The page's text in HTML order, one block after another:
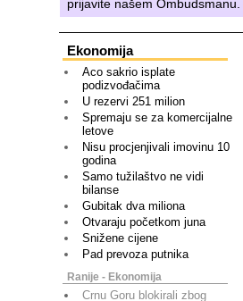
prijavite našemOmbudsmanu
Ekonomija
Aco sakrio isplate
podizvođačima
U rezervi 251 milion
Spremaju se za komercijalne
letove
Nisu procjenjivali imovinu 10
godina
Samo tužilaštvo ne vidi
bilanse
Gubitak dva miliona
Otvaraju početkom juna
Snižene cijene
Pad prevoza putnika
Ranije - Ekonomija
Crnu Goru blokirali zbog